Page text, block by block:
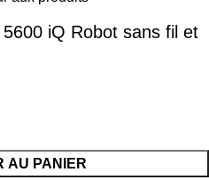
iQ Robot sans fil et
AU PANIER